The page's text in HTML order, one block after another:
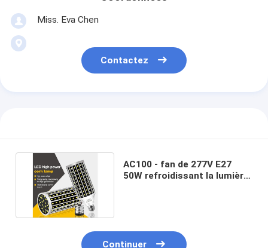
Miss. Eva Chen
Contactez
AC100 - fan de 277V E27
50W refroidissant la lumière
Continuer